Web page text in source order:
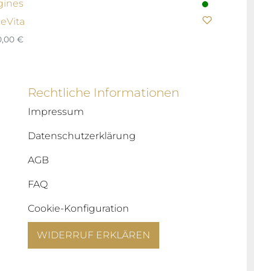
€
Rechtliche Informationen
Impressum
Datenschutzerklärung
AGB
FAQ
Cookie-Konfiguration
WIDERRUF ERKLÄREN